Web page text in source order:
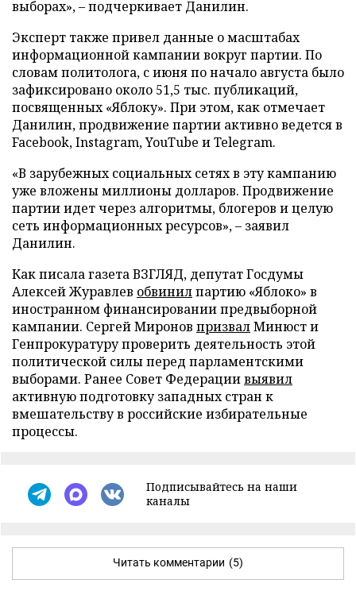
выборах», – подчеркивает Данилин.
Эксперт также привел данные о масштабах
информационной кампании вокруг партии. По
словам политолога, с июня по начало августа было
зафиксировано около 51,5 тыс. публикаций,
посвященных «Яблоку». При этом, как отмечает
Данилин, продвижение партии активно ведется в
Facebook, Instagram, YouTube и Telegram.
«В зарубежных социальных сетях в эту кампанию
уже вложены миллионы долларов. Продвижение
партии идет через алгоритмы, блогеров и целую
сеть информационных ресурсов», – заявил
Данилин.
Как писала газета ВЗГЛЯД, депутат Госдумы
Алексей Журавлев обвинилпартию «Яблоко» в
иностранном финансировании предвыборной
кампании. Сергей Миронов призвалМинюст и
Генпрокуратуру проверить деятельность этой
политической силы перед парламентскими
выборами. Ранее Совет Федерациивыявил
активную подготовку западных стран к
вмешательству в российские избирательные
процессы.
Подписывайтесь на наши
каналы
Читать комментарии (5)